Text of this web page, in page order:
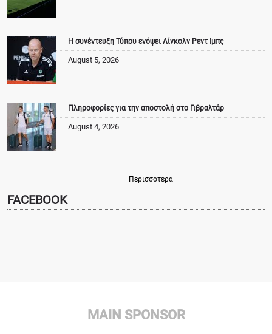
Η συνέντευξη Τύπου ενόψει Λίνκολν Ρεντ Ιμπς
August 5, 2026
Πληροφορίες για την αποστολή στο Γιβραλτάρ
August 4, 2026
Περισσότερα
FACEBOOK
MAIN SPONSOR